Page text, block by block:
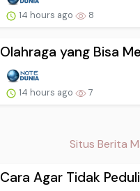
14 hours ago 8
Olahraga yang Bisa
14 hours ago 7
Situs Berita
Cara Agar Tidak